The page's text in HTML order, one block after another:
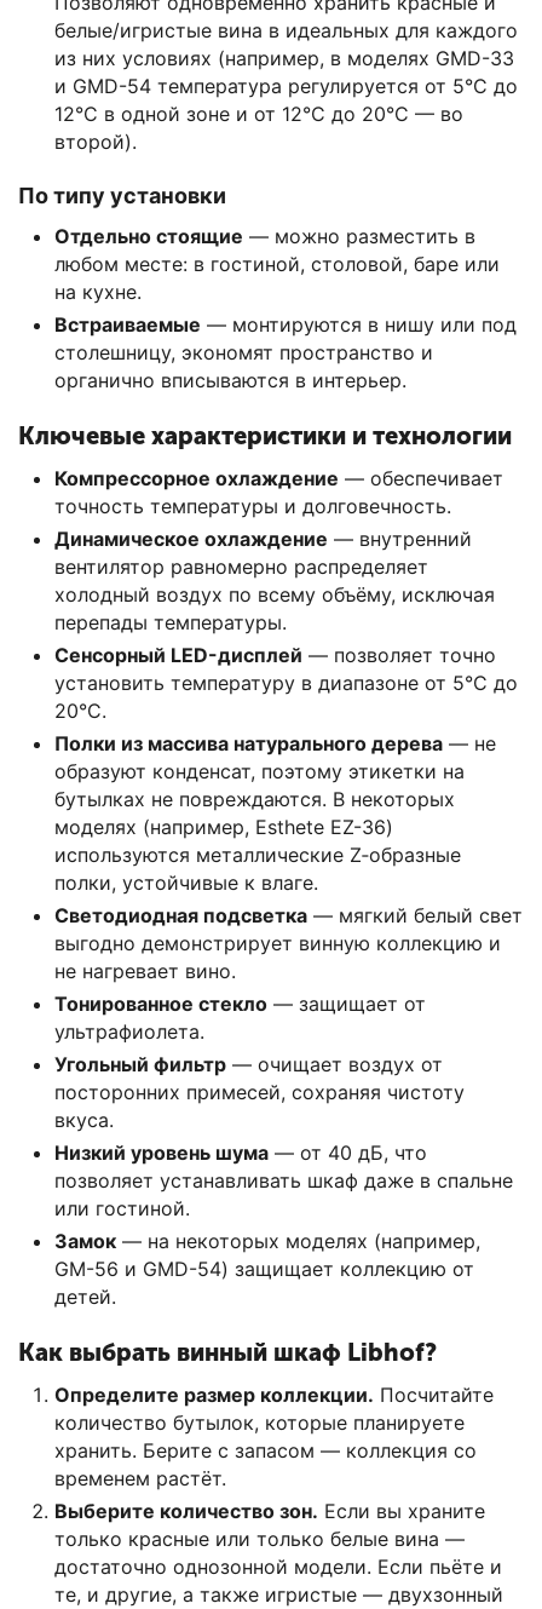
белые/игристые вина в идеальных для каждого
из них условиях (например, в моделях GMD-33
и GMD-54 температура регулируется от 5°C до
12°C в одной зоне и от 12°C до 20°C — во
второй).
По типу установки
Отдельно стоящие — можно разместить в
любом месте: в гостиной, столовой, баре или
на кухне.
Встраиваемые — монтируются в нишу или под
столешницу, экономят пространство и
органично вписываются в интерьер.
Ключевые характеристики и технологии
Компрессорное охлаждение — обеспечивает
точность температуры и долговечность.
Динамическое охлаждение — внутренний
вентилятор равномерно распределяет
холодный воздух по всему объёму, исключая
перепады температуры.
Сенсорный LED-дисплей — позволяет точно
установить температуру в диапазоне от 5°C до
20°C.
Полки из массива натурального дерева — не
образуют конденсат, поэтому этикетки на
бутылках не повреждаются. В некоторых
моделях (например, Esthete EZ-36)
используются металлические Z‑образные
полки, устойчивые к влаге.
Светодиодная подсветка — мягкий белый свет
выгодно демонстрирует винную коллекцию и
не нагревает вино.
Тонированное стекло — защищает от
ультрафиолета.
Угольный фильтр — очищает воздух от
посторонних примесей, сохраняя чистоту
вкуса.
Низкий уровень шума — от 40 дБ, что
позволяет устанавливать шкаф даже в спальне
или гостиной.
Замок — на некоторых моделях (например,
GM-56 и GMD-54) защищает коллекцию от
детей.
Как выбрать винный шкаф Libhof?
Определите размер коллекции. Посчитайте
количество бутылок, которые планируете
хранить. Берите с запасом — коллекция со
временем растёт.
Выберите количество зон. Если вы храните
только красные или только белые вина —
достаточно однозонной модели. Если пьёте и
те, и другие, а также игристые — двухзонный